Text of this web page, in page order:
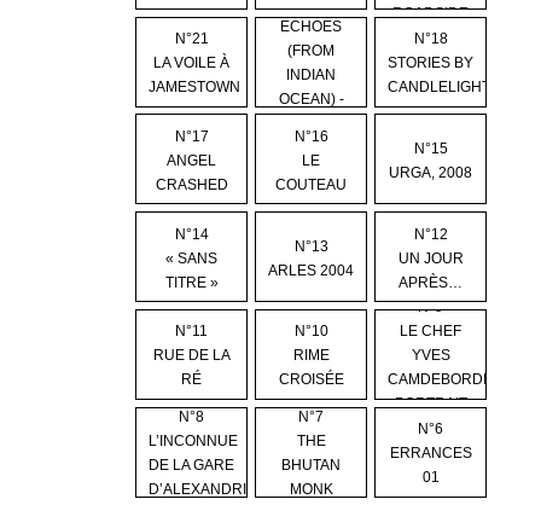
ROADSIDE
N°21
LA VOILE À
JAMESTOWN
ECHOES
(FROM
INDIAN
OCEAN) -
N°18
STORIES BY
CANDLELIGHT
N°17
ANGEL
CRASHED
N°16
LE
COUTEAU
N°15
URGA, 2008
N°14
« SANS
TITRE »
N°13
ARLES 2004
N°12
UN JOUR
APRÈS…
N°11
RUE DE LA
RÉ
N°10
RIME
CROISÉE
N°9
LE CHEF
YVES
CAMDEBORDE,
PORTRAIT
N°8
L’INCONNUE
DE LA GARE
D’ALEXANDRIE
N°7
THE
BHUTAN
MONK
N°6
ERRANCES
01